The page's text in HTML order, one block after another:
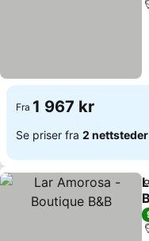
Fra 1 967 kr
Se priser fra 2 nettsteder